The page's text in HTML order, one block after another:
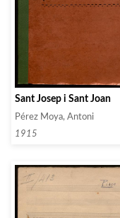
Sant Josep i Sant Joan
Pérez Moya, Antoni
1915